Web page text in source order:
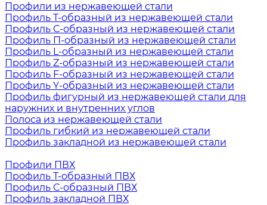
Профили из нержавеющей стали
Профиль Т-образный из нержавеющей стали
Профиль С-образный из нержавеющей стали
Профиль П-образный из нержавеющей стали
Профиль L-образный из нержавеющей стали
Профиль Z-образный из нержавеющей стали
Профиль F-образный из нержавеющей стали
Профиль Y-образный из нержавеющей стали
Профиль фигурный из нержавеющей стали для
наружних и внутренних углов
Полоса из нержавеющей стали
Профиль гибкий из нержавеющей стали
Профиль закладной из нержавеющей стали
Профили ПВХ
Профиль Т-образный ПВХ
Профиль С-образный ПВХ
Профиль закладной ПВХ